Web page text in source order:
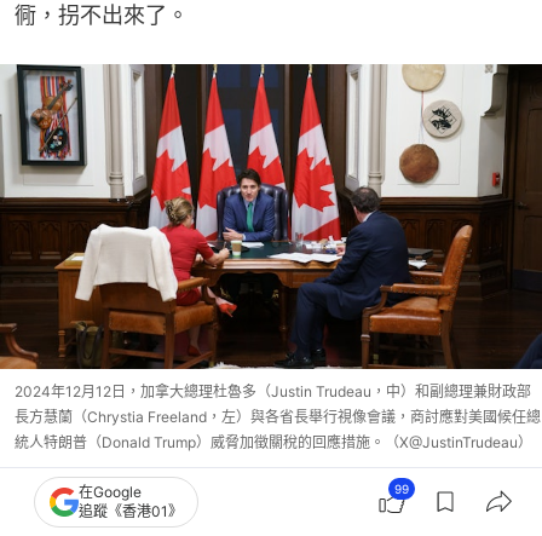
衕，拐不出來了。
2024年12月12日，加拿大總理杜魯多（Justin Trudeau，中）和副總理兼財政部
長方慧蘭（Chrystia Freeland，左）與各省長舉行視像會議，商討應對美國候任總
統人特朗普（Donald Trump）威脅加徵關稅的回應措施。（X@JustinTrudeau）
在Google
追蹤《香港01》
99